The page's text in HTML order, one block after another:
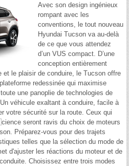
Avec son design ingénieux
rompant avec les
conventions, le tout nouveau
Hyundai Tucson va au-delà
de ce que vous attendez
d’un VUS compact. D’une
conception entièrement
et le plaisir de conduire, le Tucson offre
redessinée qui maximise
une panoplie de technologies de
véhicule exaltant à conduire, facile à
votre sécurité sur la route. Ceux qui
seront ravis du choix de moteurs
Préparez-vous pour des trajets
telles que la sélection du mode de
d'ajuster les réactions du moteur et de
Choisissez entre trois modes